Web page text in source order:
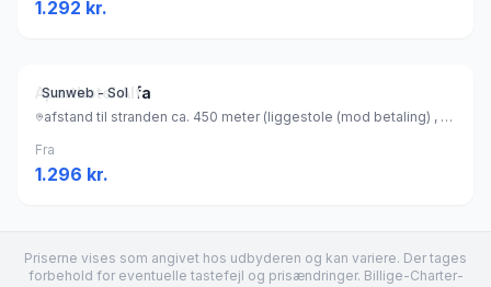
1.292 kr.
Sunweb - Sol
Aparthotel Alfa
afstand til stranden ca. 450 meter (liggestole (mod betaling) , parasol (mod betaling) ), Grækenland
Fra
1.296 kr.
Priserne vises som angivet hos udbyderen og kan variere. Der tages
forbehold for eventuelle tastefejl og prisændringer. Billige-Charter-